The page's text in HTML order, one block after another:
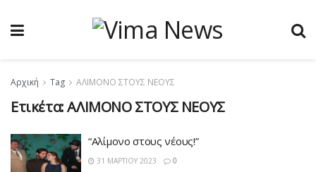
Αρχική Tag ΑΛΙΜΟΝΟ ΣΤΟΥΣ ΝΕΟΥΣ
Ετικέτα:ΑΛΙΜΟΝΟ ΣΤΟΥΣ ΝΕΟΥΣ
“Αλίμονο στους νέους!”
31 ΜΑΡΤΊΟΥ 2023 0